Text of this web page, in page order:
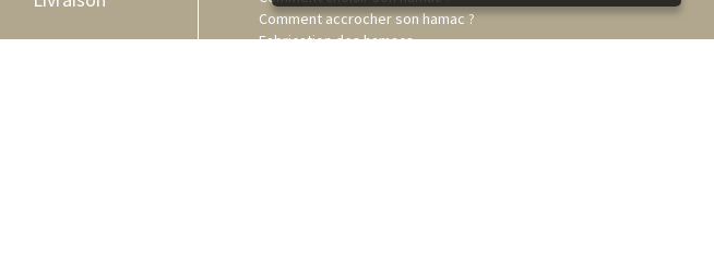
Comment accrocher son hamac ?
Fabrication des hamacs